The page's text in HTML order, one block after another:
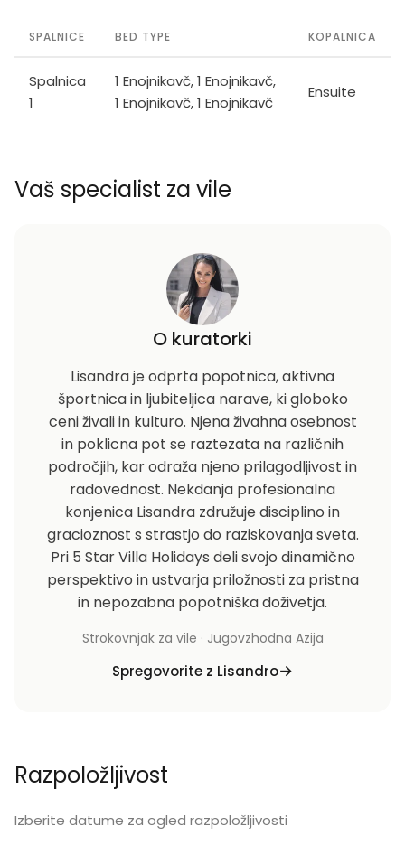
SPALNICE BED TYPE KOPALNICA
Spalnica
1
1 Enojnikavč, 1 Enojnikavč,
1 Enojnikavč, 1 Enojnikavč
Ensuite
Vaš specialist za vile
O kuratorki
Lisandra je odprta popotnica, aktivna
športnica in ljubiteljica narave, ki globoko
ceni živali in kulturo. Njena živahna osebnost
in poklicna pot se raztezata na različnih
področjih, kar odraža njeno prilagodljivost in
radovednost. Nekdanja profesionalna
konjenica Lisandra združuje disciplino in
gracioznost s strastjo do raziskovanja sveta.
Pri 5 Star Villa Holidays deli svojo dinamično
perspektivo in ustvarja priložnosti za pristna
in nepozabna popotniška doživetja.
Strokovnjak za vile · Jugovzhodna Azija
Spregovorite z Lisandro
Razpoložljivost
Izberite datume za ogled razpoložljivosti